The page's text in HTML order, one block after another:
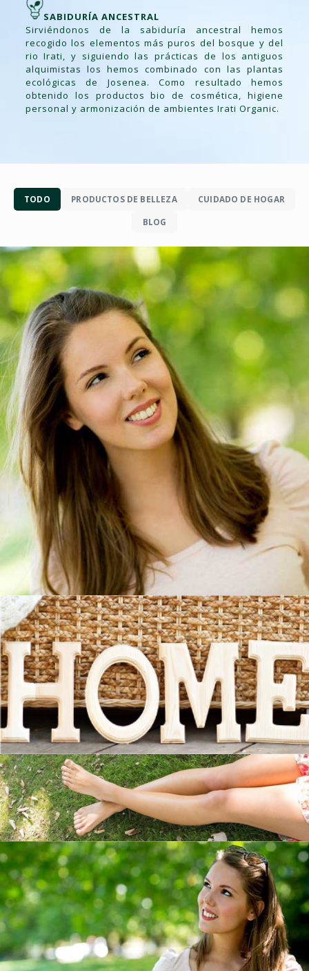
SABIDURÍA ANCESTRAL
Sirviéndonos de la sabiduría ancestral hemos
recogido los elementos más puros del bosque y del
rio Irati, y siguiendo las prácticas de los antiguos
alquimistas los hemos combinado con las plantas
ecológicas de Josenea. Como resultado hemos
obtenido los productos bio de cosmética, higiene
personal y armonización de ambientes Irati Organic.
TODO PRODUCTOS DE BELLEZA CUIDADO DE HOGAR
BLOG